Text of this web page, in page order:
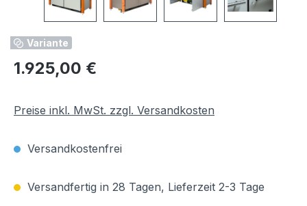
Variante
Regulärer Preis:
1.925,00 €
Preise inkl. MwSt. zzgl. Versandkosten
Versandkostenfrei
Versandfertig in 28 Tagen, Lieferzeit 2-3 Tage